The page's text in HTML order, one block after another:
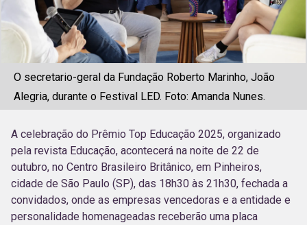
O secretario-geral da Fundação Roberto Marinho, João
Alegria, durante o Festival LED. Foto: Amanda Nunes.
A celebração do Prêmio Top Educação 2025, organizado
pela revista Educação, acontecerá na noite de 22 de
outubro, no Centro Brasileiro Britânico, em Pinheiros,
cidade de São Paulo (SP), das 18h30 às 21h30, fechada a
convidados, onde as empresas vencedoras e a entidade e
personalidade homenageadas receberão uma placa